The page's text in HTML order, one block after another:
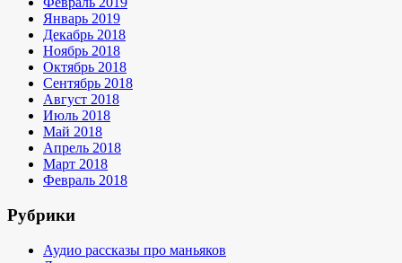
Январь 2019
Декабрь 2018
Ноябрь 2018
Октябрь 2018
Сентябрь 2018
Август 2018
Июль 2018
Май 2018
Апрель 2018
Март 2018
Февраль 2018
Рубрики
Аудио рассказы про маньяков